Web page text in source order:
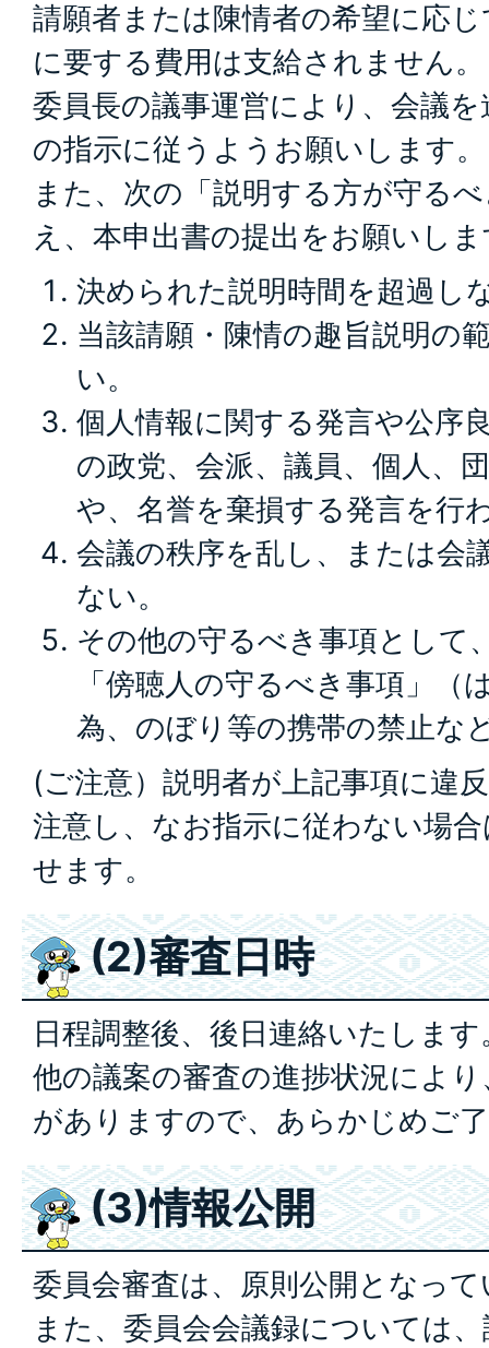
請願者または陳情者の希望に応
に要する費用は支給されません。
委員長の議事運営により、会議
の指示に従うようお願いします。
また、次の「説明する方が守る
え、本申出書の提出をお願いし
決められた説明時間を超過し
当該請願・陳情の趣旨説明の
い。
個人情報に関する発言や公序
の政党、会派、議員、個人、
や、名誉を棄損する発言を行
会議の秩序を乱し、または会
ない。
その他の守るべき事項として
「傍聴人の守るべき事項」（
為、のぼり等の携帯の禁止な
(ご注意）説明者が上記事項に違
注意し、なお指示に従わない場
せます。
(2)審査日時
日程調整後、後日連絡いたします
他の議案の審査の進捗状況によ
がありますので、あらかじめご
(3)情報公開
委員会審査は、原則公開となっ
また、委員会会議録については